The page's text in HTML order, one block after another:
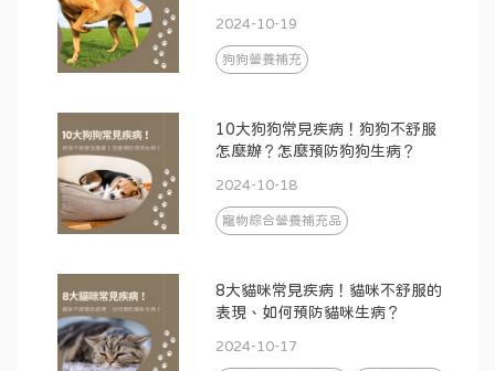
2024-10-19
狗狗營養補充
10大狗狗常見疾病！狗狗不舒服
怎麼辦？怎麼預防狗狗生病？
2024-10-18
寵物綜合營養補充品
8大貓咪常見疾病！貓咪不舒服的
表現、如何預防貓咪生病？
2024-10-17